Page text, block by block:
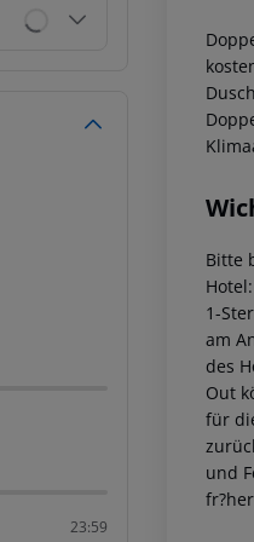
23:59
Bitte
1-
am
des
Out
für
und